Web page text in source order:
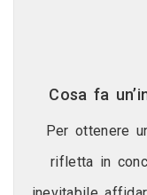
Cosa fa
Per ottenere
rifletta in